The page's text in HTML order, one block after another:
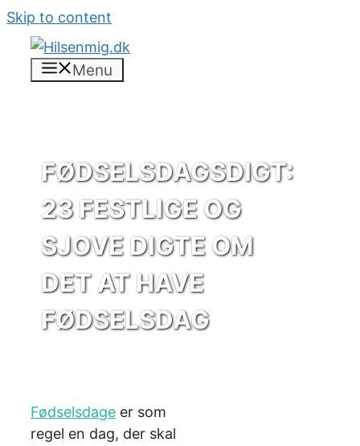
Skip to content
Menu
FØDSELSDAGSDIGT:
23 FESTLIGE OG
SJOVE DIGTE OM
DET AT HAVE
FØDSELSDAG
Fødselsdage er som
regel en dag, der skal